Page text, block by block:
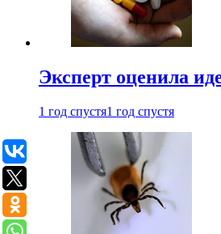
Эксперт оценила
1 год спустя1 год спустя